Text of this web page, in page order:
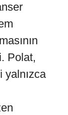
Polat,
yalnızca